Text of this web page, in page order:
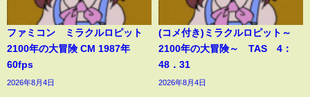
ファミコン ミラクルロピット
2100年の大冒険 CM 1987年
60fps
2026年8月4日
(コメ付き)ミラクルロピット～
2100年の大冒険～ TAS 4：
48．31
2026年8月4日